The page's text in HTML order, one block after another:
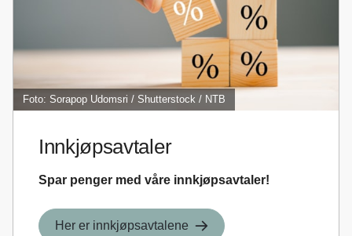
Foto: Sorapop Udomsri / Shutterstock / NTB
Innkjøpsavtaler
Spar penger med våre innkjøpsavtaler!
Her er innkjøpsavtalene